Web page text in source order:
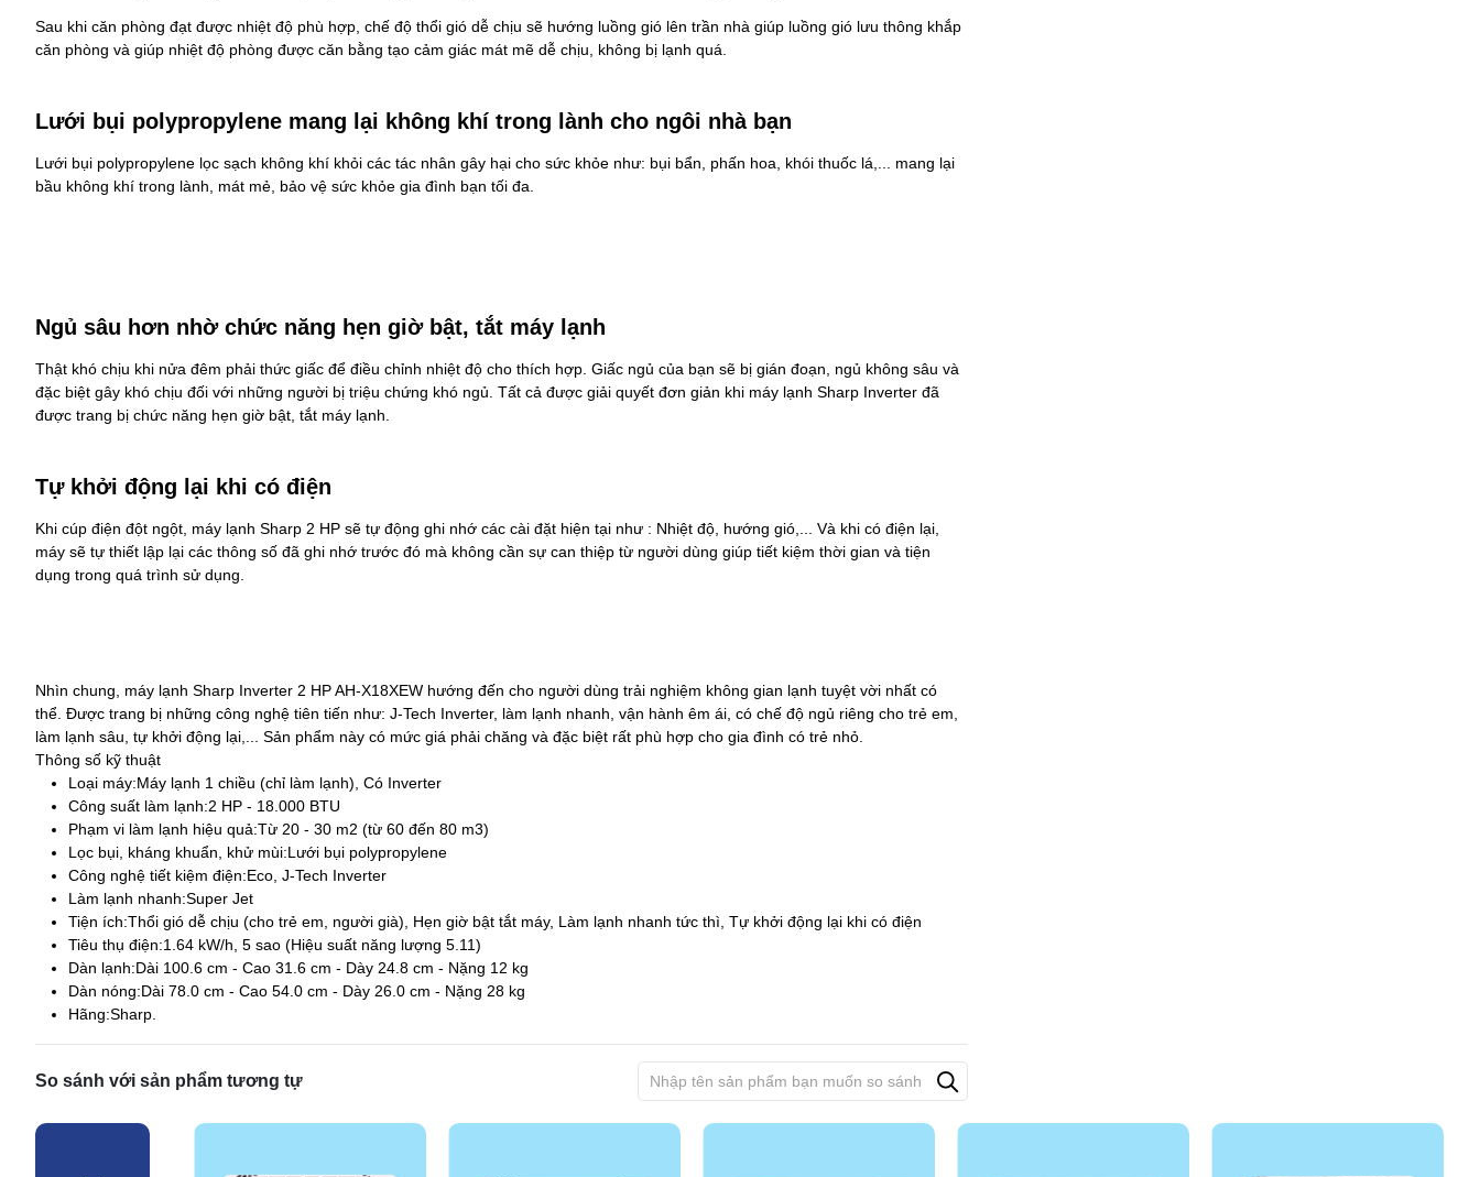
Sau khi căn phòng đạt được nhiệt độ phù hợp, chế độ thổi gió dễ chịu sẽ hướng luồng gió lên trần nhà giúp luồng gió lưu thông khắp
căn phòng và giúp nhiệt độ phòng được căn bằng tạo cảm giác mát mẽ dễ chịu, không bị lạnh quá.
Lưới bụi polypropylene mang lại không khí trong lành cho ngôi nhà bạn
Lưới bụi polypropylene lọc sạch không khí khỏi các tác nhân gây hại cho sức khỏe như: bụi bẩn, phấn hoa, khói thuốc lá,... mang lại
bầu không khí trong lành, mát mẻ, bảo vệ sức khỏe gia đình bạn tối đa.
Ngủ sâu hơn nhờ chức năng hẹn giờ bật, tắt máy lạnh
Thật khó chịu khi nửa đêm phải thức giấc để điều chỉnh nhiệt độ cho thích hợp. Giấc ngủ của bạn sẽ bị gián đoạn, ngủ không sâu và
đặc biệt gây khó chịu đối với những người bị triệu chứng khó ngủ. Tất cả được giải quyết đơn giản khi máy lạnh Sharp Inverter đã
được trang bị chức năng hẹn giờ bật, tắt máy lạnh.
Tự khởi động lại khi có điện
Khi cúp điện đột ngột, máy lạnh Sharp 2 HP sẽ tự động ghi nhớ các cài đặt hiện tại như : Nhiệt độ, hướng gió,... Và khi có điện lại,
máy sẽ tự thiết lập lại các thông số đã ghi nhớ trước đó mà không cần sự can thiệp từ người dùng giúp tiết kiệm thời gian và tiện
dụng trong quá trình sử dụng.
Nhìn chung, máy lạnh Sharp Inverter 2 HP AH-X18XEW hướng đến cho người dùng trải nghiệm không gian lạnh tuyệt vời nhất có
thể. Được trang bị những công nghệ tiên tiến như: J-Tech Inverter, làm lạnh nhanh, vận hành êm ái, có chế độ ngủ riêng cho trẻ em,
làm lạnh sâu, tự khởi động lại,... Sản phẩm này có mức giá phải chăng và đặc biệt rất phù hợp cho gia đình có trẻ nhỏ.
Thông số kỹ thuật
Loại máy:Máy lạnh 1 chiều (chỉ làm lạnh), Có Inverter
Công suất làm lạnh:2 HP - 18.000 BTU
Phạm vi làm lạnh hiệu quả:Từ 20 - 30 m2 (từ 60 đến 80 m3)
Lọc bụi, kháng khuẩn, khử mùi:Lưới bụi polypropylene
Công nghệ tiết kiệm điện:Eco, J-Tech Inverter
Làm lạnh nhanh:Super Jet
Tiện ích:Thổi gió dễ chịu (cho trẻ em, người già), Hẹn giờ bật tắt máy, Làm lạnh nhanh tức thì, Tự khởi động lại khi có điện
Tiêu thụ điện:1.64 kW/h, 5 sao (Hiệu suất năng lượng 5.11)
Dàn lạnh:Dài 100.6 cm - Cao 31.6 cm - Dày 24.8 cm - Nặng 12 kg
Dàn nóng:Dài 78.0 cm - Cao 54.0 cm - Dày 26.0 cm - Nặng 28 kg
Hãng:Sharp.
So sánh với sản phẩm tương tự